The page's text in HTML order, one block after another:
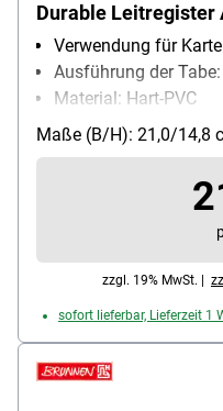
Durable Leitregister
Verwendung für
Ausführung der
Material: Hart-PVC
Inhalt pro Pack: 1
Besonderheiten: mit
beiliegenden
Maße (B/H): 21,0/14,8
zzgl. 19% MwSt. |
sofort lieferbar, Lieferzeit 1